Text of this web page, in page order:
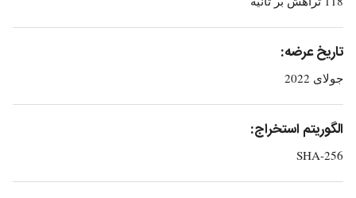
تاریخ عرضه:
جولای 2022
الگوریتم استخراج:
SHA-256